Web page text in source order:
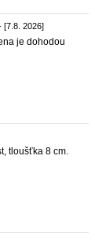
[7.8. 2026]
je dohodou
tloušťka 8 cm.